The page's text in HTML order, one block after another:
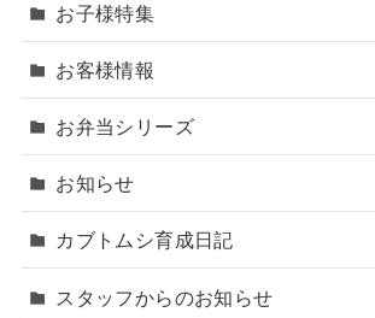
お子様特集
お客様情報
お弁当シリーズ
お知らせ
カブトムシ育成日記
スタッフからのお知らせ